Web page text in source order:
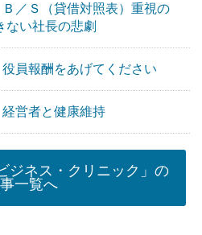
／Ｓ（貸借対照表）重視の
ない社長の悲劇
員報酬をあげてください
営者と健康維持
ジネス・クリニック」の
一覧へ